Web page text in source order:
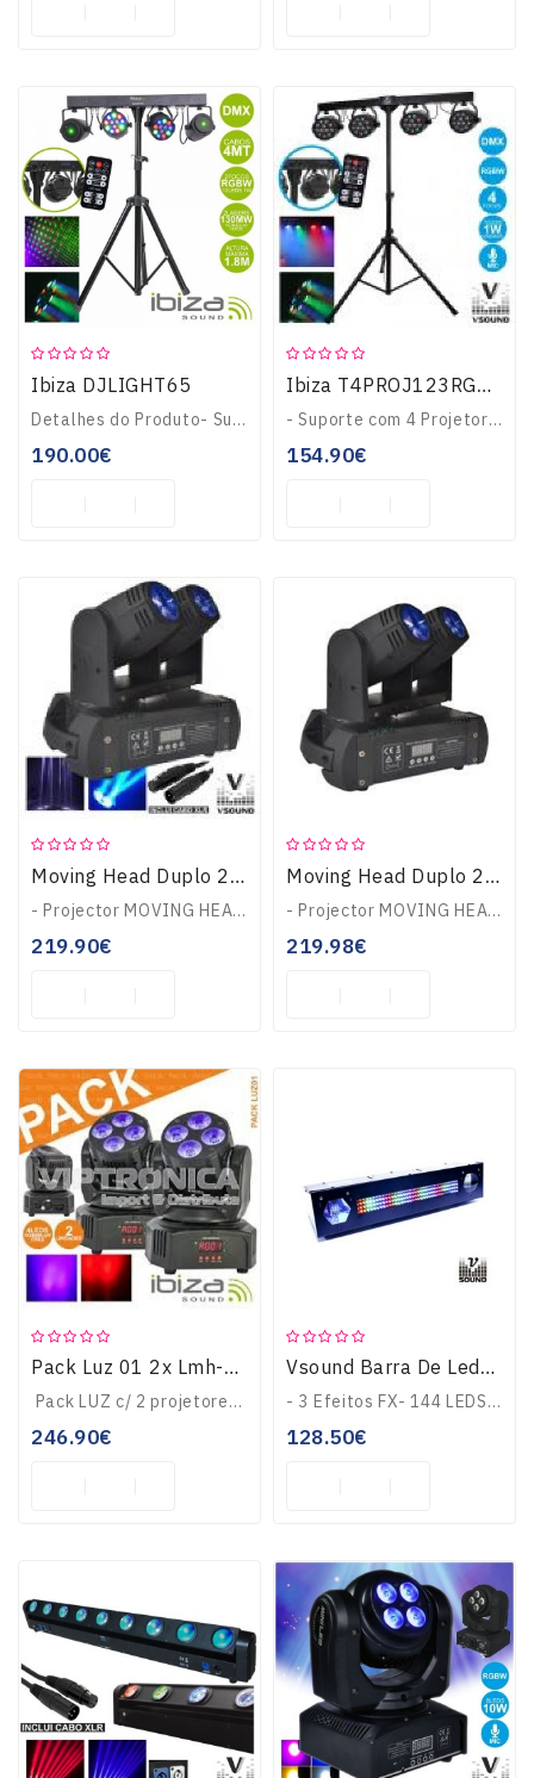
Ibiza DJLIGHT65
Detalhes do Produto- Suporte com 2 projetores PAR e 2 lasers- 2 Projetores PAR com 12 LEDS RGBW 1W (cada)- 2 Lasers Verde e Vermelho com 130mW (cada)- Master-Sl..
190.00€
Ibiza T4PROJ123RGBW
- Suporte com 4 Projetores PAR a LEDs SLIM- LEDs: 12 LEDS CREE RGBW por unidade- Equipado com comando IR e microfone para efeitos- Altura regulável até 195cm, c..
154.90€
Moving Head Duplo 2 LEDS 12W Duplo DMX LEDMV210RGBW
- Projector MOVING HEAD Duplo c/ 2 módulos- Movimentos independentes c/ controlo DMX- LEDs: cada módulo tem 1 LED CREE RGBW 10W- Modo DMX: 15/18 Canais, Strobe,..
219.90€
Moving Head Duplo 2 LEDS 12W Duplo DMX Mic VSOUND LEDMV210RGBW
- Projector MOVING HEAD Duplo c/ 2 módulos- Movimentos independentes c/ controlo DMX- LEDs: cada módulo tem 1 LED CREE RGBW 10W- Modo DMX: 15/18 Canais, Strobe,..
219.98€
Pack Luz 01 2x Lmh-MiniWash IBIZA
Pack LUZ c/ 2 projetores Moving Head- LEDS: 4 LEDS CREE 6 em 1 RGBWA-UV 18W- Controlo DMX c/ 16/18 canais, controlo Auto,Som, Master-Slave, efeito arco ir..
246.90€
Vsound Barra De Leds C/ 2 Strobe Rgb LEDFXBAR2
- 3 Efeitos FX- 144 LEDS de Alto Brilho- Protocolo DMX512- Modos de Operação: Som Activo, DMX,Master-SlaveDimensões: 600 x 170 x 205 mm Prazo de entrega 3 a 5 d..
128.50€